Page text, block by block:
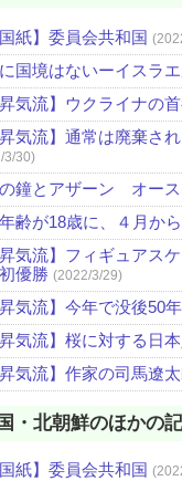
国紙】委員会共和国
国境はないーイスラ
昇気流】ウクライナの
昇気流】通常は廃棄さ
3/30)
鐘とアザーン オース
齢が18歳に、４月か
昇気流】フィギュアス
優勝 (2022/3/29)
昇気流】今年で没後50
昇気流】桜に対する日
昇気流】作家の司馬遼
・北朝鮮のほかの
国紙】委員会共和国